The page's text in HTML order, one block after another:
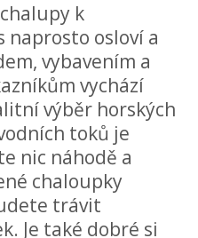
k
osloví a
vybavením a
vychází
výběr horských
toků je
nic náhodě a
chaloupky
trávit
Je také dobré si